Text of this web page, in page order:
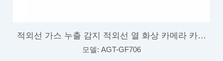
적외선 가스 누출 감지 적외선 열 화상 카메라 카메
라 카메라
모델: AGT-GF706